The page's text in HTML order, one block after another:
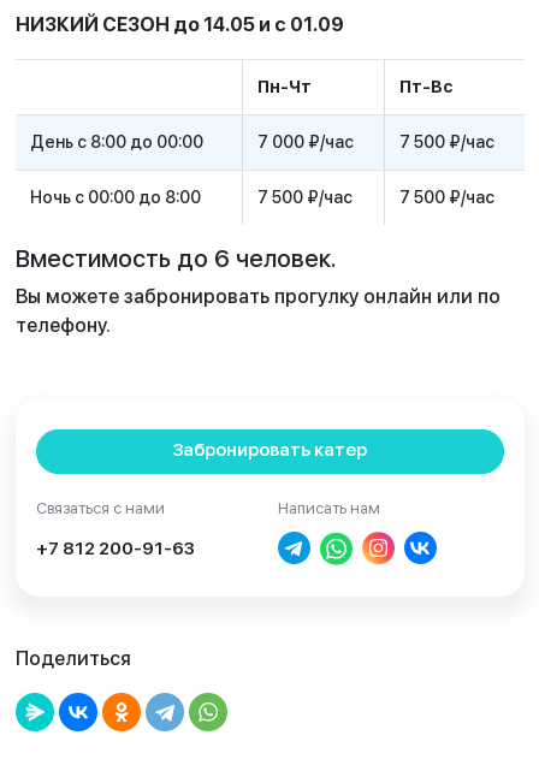
НИЗКИЙ СЕЗОН до 14.05 и с 01.09
Пн-Чт Пт-Вс
День с 8:00 до 00:00 7 000 ₽/час 7 500 ₽/час
Ночь с 00:00 до 8:00 7 500 ₽/час 7 500 ₽/час
Вместимость до 6 человек.
Вы можете забронировать прогулку онлайн или по
телефону.
Забронировать катер
Связаться с нами
+7 812 200-91-63
Написать нам
Поделиться